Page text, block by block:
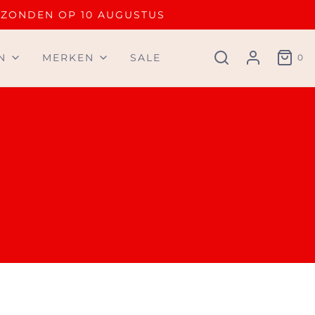
OP 10 AUGUSTUS
MERKEN SALE 0